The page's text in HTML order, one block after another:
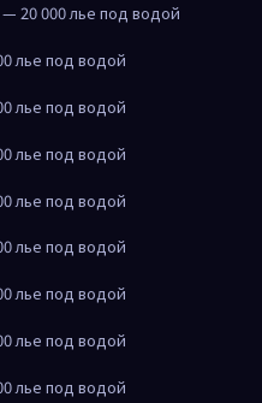
20 000 лье под водой
лье под водой
лье под водой
лье под водой
лье под водой
лье под водой
лье под водой
лье под водой
лье под водой